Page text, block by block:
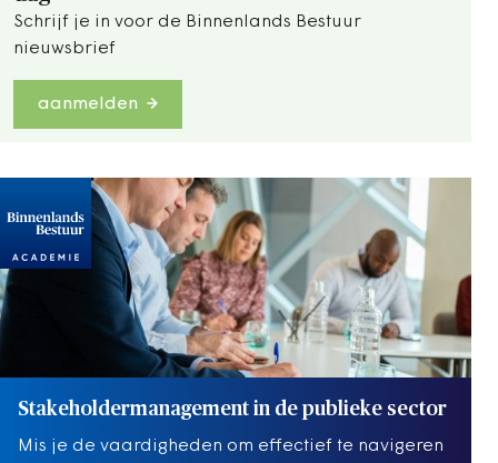
Schrijf je in voor de Binnenlands Bestuur
nieuwsbrief
aanmelden
Stakeholdermanagement in de publieke sector
Mis je de vaardigheden om effectief te navigeren